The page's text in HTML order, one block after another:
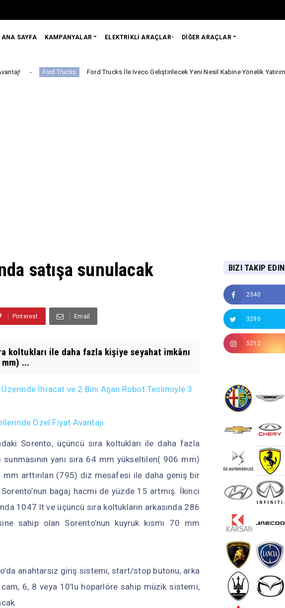
ANA SAYFA KAMPANYALAR ELEKTRİKLİ ARAÇLAR- DİĞER ARAÇLAR
Ford Trucks Ford Trucks İle Iveco Geliştirilecek Yeni Nesil Kabine Yönelik Yatırımını Açıkladı.
satışa sunulacak
Pinterest Email
koltukları ile daha fazla kişiye seyahat imkânı
mm) ...
İhracat ve 2 Bini Aşan Robot Teslimiyle 3
Özel Fiyat Avantajı
Sorento, üçüncü sıra koltukları ile daha fazla
sunmasının yanı sıra 64 mm yükseltilen( 906 mm)
arttırılan (795) diz mesafesi ile daha geniş bir
bagaj hacmi de yüzde 15 artmış. İkinci
1047 lt ve üçüncü sıra koltukların arkasında 286
sahip olan Sorento’nun kuyruk kısmı 70 mm
anahtarsız giriş sistemi, start/stop butonu, arka
6, 8 veya 10’lu hoparlöre sahip müzik sistemi,
BIZI TAKIP EDIN
2340
3290
5212